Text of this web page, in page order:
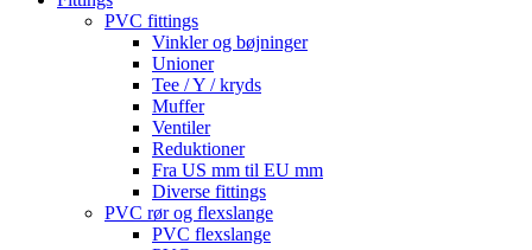
PVC fittings
Vinkler og bøjninger
Unioner
Tee / Y / kryds
Muffer
Ventiler
Reduktioner
Fra US mm til EU mm
Diverse fittings
PVC rør og flexslange
PVC flexslange